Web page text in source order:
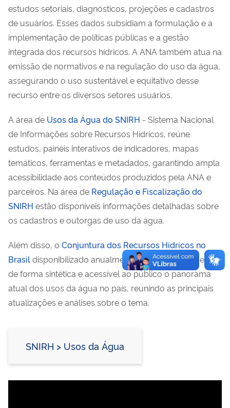
estudos setoriais, diagnósticos, projeções e cadastros
de usuários. Esses dados subsidiam a formulação e a
implementação de políticas públicas e a gestão
integrada dos recursos hídricos. A ANA também atua na
emissão de normativos e na regulação do uso da água,
assegurando o uso sustentável e equitativo desse
recurso entre os diversos setores usuários.
A área de Usos da Água do SNIRH - Sistema Nacional
de Informações sobre Recursos Hídricos, reúne
estudos, painéis interativos de indicadores, mapas
temáticos, ferramentas e metadados, garantindo ampla
acessibilidade aos conteúdos produzidos pela ANA e
parceiros. Na área de Regulação e Fiscalização do
SNIRH estão disponíveis informações detalhadas sobre
os cadastros e outorgas de uso da água.
Além disso, o Conjuntura dos Recursos Hídricos no
Brasildisponibilizado anualmente pela ANA, apresenta
de forma sintética e acessível ao público o panorama
atual dos usos da água no país, reunindo as principais
atualizações e análises sobre o tema.
SNIRH > Usos da Água